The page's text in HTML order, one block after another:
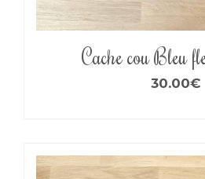
Cache cou Bleu
30.00€